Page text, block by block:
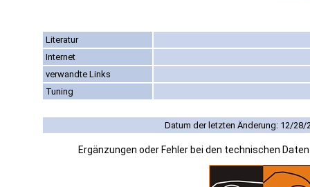
Literatur
Internet
verwandte Links
Tuning
Datum der letzten Änderung: 12/28/
Ergänzungen oder Fehler bei den technischen